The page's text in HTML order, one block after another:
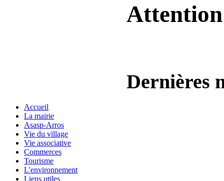
Dernières
Accueil
La mairie
Asasp-Arros
Vie du village
Vie associative
Commerces
Tourisme
L'environnement
Liens utiles